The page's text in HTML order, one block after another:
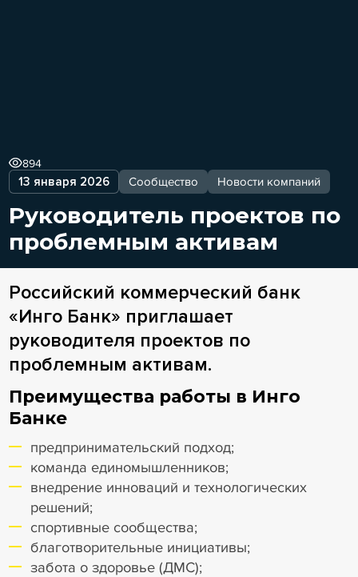
13 января 2026 Сообщество Новости компаний
894
Руководитель проектов по
проблемным активам
Российский коммерческий банк
«Инго Банк» приглашает
руководителя проектов по
проблемным активам.
Преимущества работы в Инго
Банке
предпринимательский подход;
команда единомышленников;
внедрение инноваций и технологических
решений;
спортивные сообщества;
благотворительные инициативы;
забота о здоровье (ДМС);